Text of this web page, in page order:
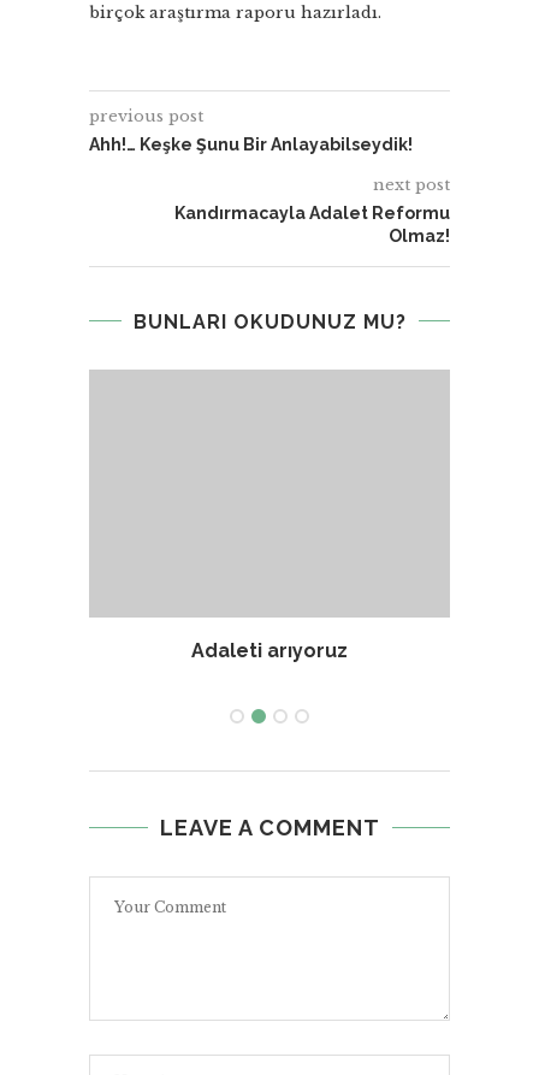
birçok araştırma raporu hazırladı.
previous post
Ahh!… Keşke Şunu Bir Anlayabilseydik!
next post
Kandırmacayla Adalet Reformu
Olmaz!
BUNLARI OKUDUNUZ MU?
Adaleti arıyoruz
LEAVE A COMMENT